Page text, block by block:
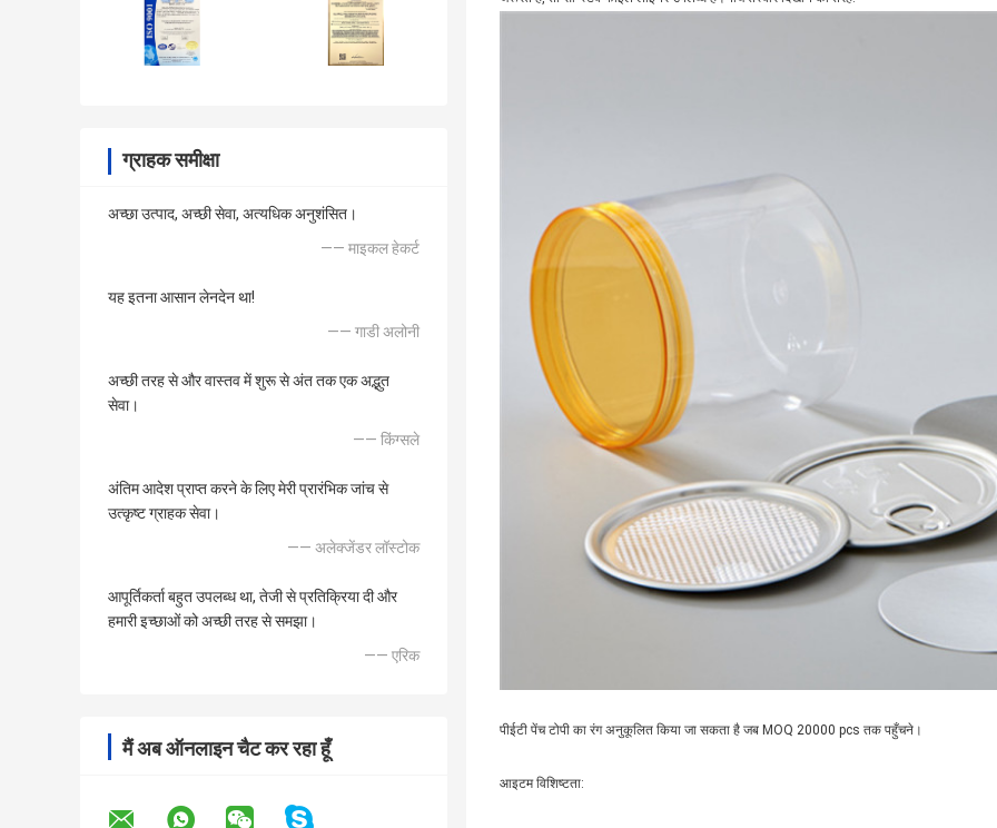
ग्राहक समीक्षा
अच्छा उत्पाद, अच्छी सेवा, अत्यधिक अनुशंसित।
—— माइकल हेकर्ट
यह इतना आसान लेनदेन था!
—— गाडी अलोनी
अच्छी तरह से और वास्तव में शुरू से अंत तक एक अद्भुत
सेवा।
—— किंग्सले
अंतिम आदेश प्राप्त करने के लिए मेरी प्रारंभिक जांच से
उत्कृष्ट ग्राहक सेवा।
—— अलेक्जेंडर लॉस्टोक
आपूर्तिकर्ता बहुत उपलब्ध था, तेजी से प्रतिक्रिया दी और
हमारी इच्छाओं को अच्छी तरह से समझा।
—— एरिक
मैं अब ऑनलाइन चैट कर रहा हूँ
पीईटी पेंच टोपी का रंग अनुकूलित किया जा सकता है जब MOQ 20000 pcs तक पहुँचने।
आइटम विशिष्टता: